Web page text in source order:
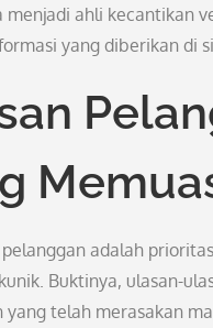
menjadi ahli kecantikan
yang diberikan di
pelanggan adalah
Buktinya, ulasan-
yang telah merasakan